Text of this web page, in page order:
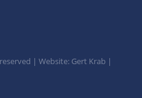
| Website: Gert Krab |